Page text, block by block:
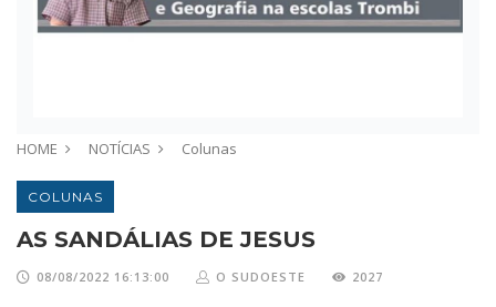
HOME NOTÍCIAS Colunas
COLUNAS
AS SANDÁLIAS DE JESUS
08/08/2022 16:13:00 O SUDOESTE 2027